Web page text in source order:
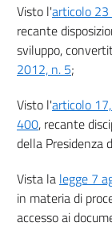
10
11
Allegati
Allegato I
Allegato
Allegato
Allegato
Visto l'articolo
recante
sviluppo,
2012, n. 5;
Visto l'articolo
400, recante
della Presidenza
Vista la legge 7
in materia di
accesso ai